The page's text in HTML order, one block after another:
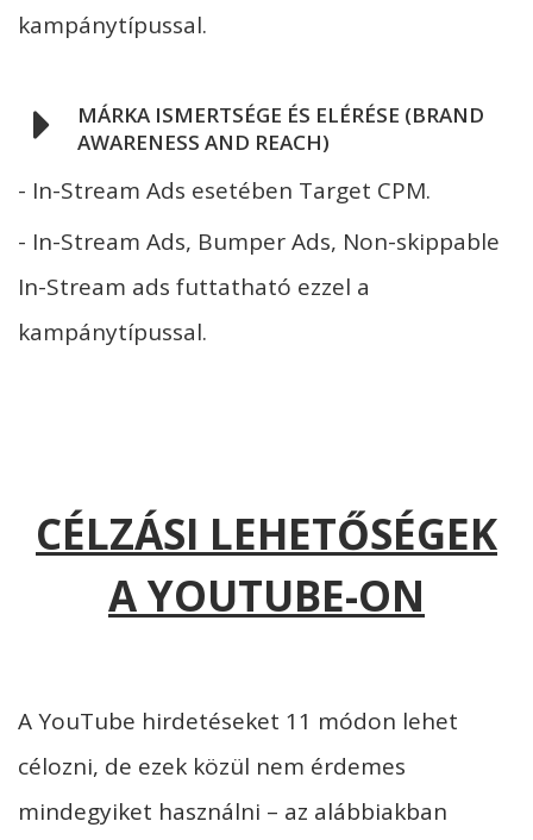
kampánytípussal.
MÁRKA ISMERTSÉGE ÉS ELÉRÉSE (BRAND
AWARENESS AND REACH)
- In-Stream Ads esetében Target CPM.
- In-Stream Ads, Bumper Ads, Non-skippable
In-Stream ads futtatható ezzel a
kampánytípussal.
CÉLZÁSI LEHETŐSÉGEK
A YOUTUBE-ON
A YouTube hirdetéseket 11 módon lehet
célozni, de ezek közül nem érdemes
mindegyiket használni – az alábbiakban